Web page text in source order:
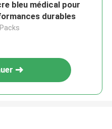
bleu médical pour
durables